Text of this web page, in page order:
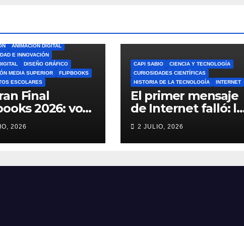
ANIMACIÓN DIGITAL
E INNOVACIÓN
DISEÑO GRÁFICO
MEDIA SUPERIOR
FLIPBOOKS
ESCOLARES
Final
2026: vota
Mejor
del Ciclo
🎨
2026
CAPI SABIO
CIENCIA Y TECNOLOGÍA
CURIOSIDADES CIENTÍFICAS
HISTORIA DE LA TECNOLOGÍA
INTERNET
El primer mensaje
de Internet falló: la
increíble historia de
ARPANET que
cambió el mundo
2 JULIO, 2026